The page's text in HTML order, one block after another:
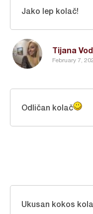
Tijana
February 7,
Jako lep kolač!
Odličan kolač
Ukusan kokos